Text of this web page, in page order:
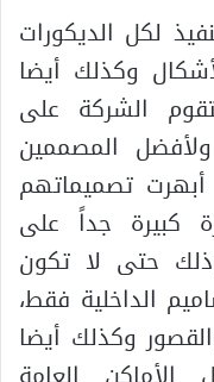
لكل الديكورات
وكذلك أيضا
الشركة على
المصممين
تصميماتهم
كبيرة جداً على
حتى لا تكون
الداخلية فقط،
وكذلك أيضا